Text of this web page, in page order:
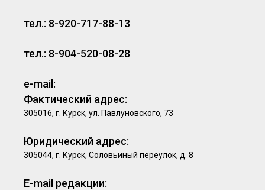
тел.: 8-920-717-88-13
тел.: 8-904-520-08-28
e-mail:
Фактический адрес:
305016, г. Курск, ул. Павлуновского, 73
Юридический адрес:
305044, г. Курск, Соловьиный переулок, д. 8
E-mail редакции: